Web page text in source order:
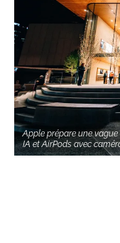
Apple prépare une
IA et AirPods avec